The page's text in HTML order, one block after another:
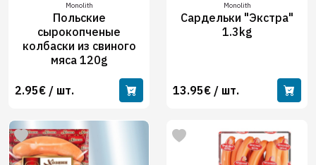
Monolith
Польские
сырокопченые
колбаски из свиного
мяса 120g
2.95€ / шт.
Monolith
Сардельки "Экстра"
1.3kg
13.95€ / шт.